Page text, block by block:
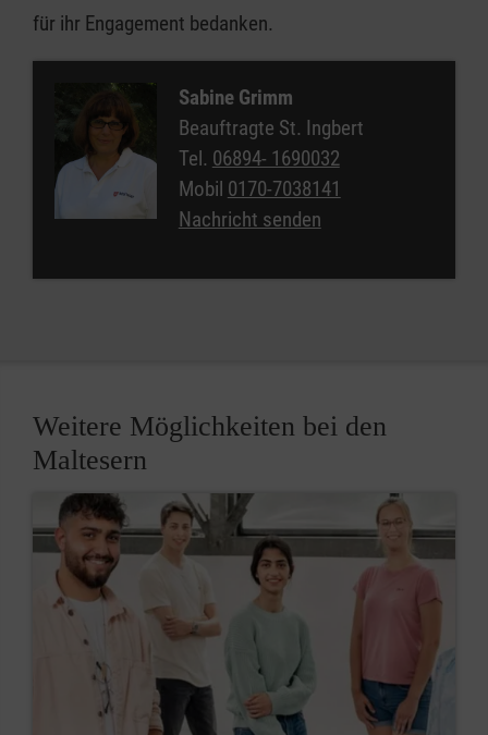
für ihr Engagement bedanken.
Sabine Grimm
Beauftragte St. Ingbert
Tel. 06894- 1690032
Mobil 0170-7038141
Nachricht senden
Weitere Möglichkeiten bei den
Maltesern